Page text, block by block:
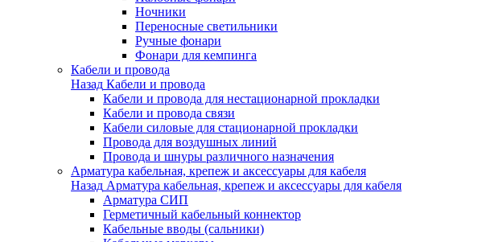
Ночники
Переносные светильники
Ручные фонари
Фонари для кемпинга
Кабели и провода
Назад Кабели и провода
Кабели и провода для нестационарной прокладки
Кабели и провода связи
Кабели силовые для стационарной прокладки
Провода для воздушных линий
Провода и шнуры различного назначения
Арматура кабельная, крепеж и аксессуары для кабеля
Назад Арматура кабельная, крепеж и аксессуары для кабеля
Арматура СИП
Герметичный кабельный коннектор
Кабельные вводы (сальники)